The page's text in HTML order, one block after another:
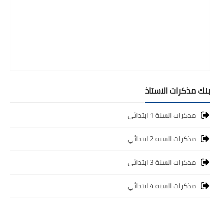
بنك مذكرات الاستاذ
مذكرات السنة 1 ابتدائي
مذكرات السنة 2 ابتدائي
مذكرات السنة 3 ابتدائي
مذكرات السنة 4 ابتدائي